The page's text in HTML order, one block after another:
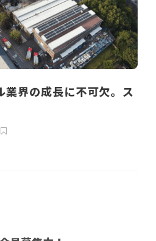
業界の成長に不可欠。ス